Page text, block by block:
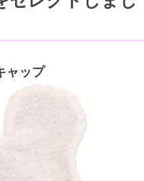
ャップ